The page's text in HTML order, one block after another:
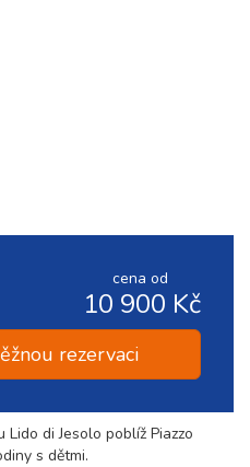
cena od
10 900 Kč
rezervaci
di Jesolo poblíž Piazzo
s dětmi.